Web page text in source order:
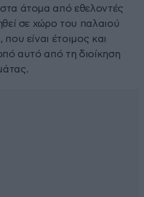
άτομα από εθελοντές
σε χώρο του παλαιού
είναι έτοιμος και
αυτό από τη διοίκηση